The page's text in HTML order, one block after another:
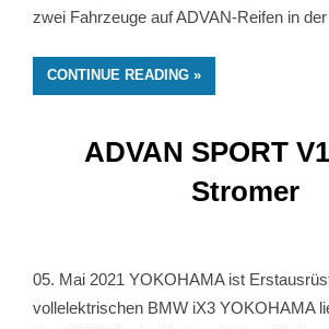
zwei Fahrzeuge auf ADVAN-Reifen in der
CONTINUE READING
ADVAN SPORT
Stromer
05. Mai 2021 YOKOHAMA ist
vollelektrischen BMW iX3 YOKOHAMA